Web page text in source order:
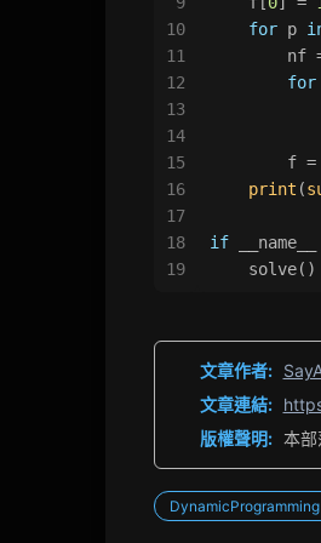
10
11
12
13
14
15
16
17
18
19
for p
nf
for
f =
print (
if
    solve()
文章作者:
文章連結:
版權聲明: 本部
DynamicProgramming